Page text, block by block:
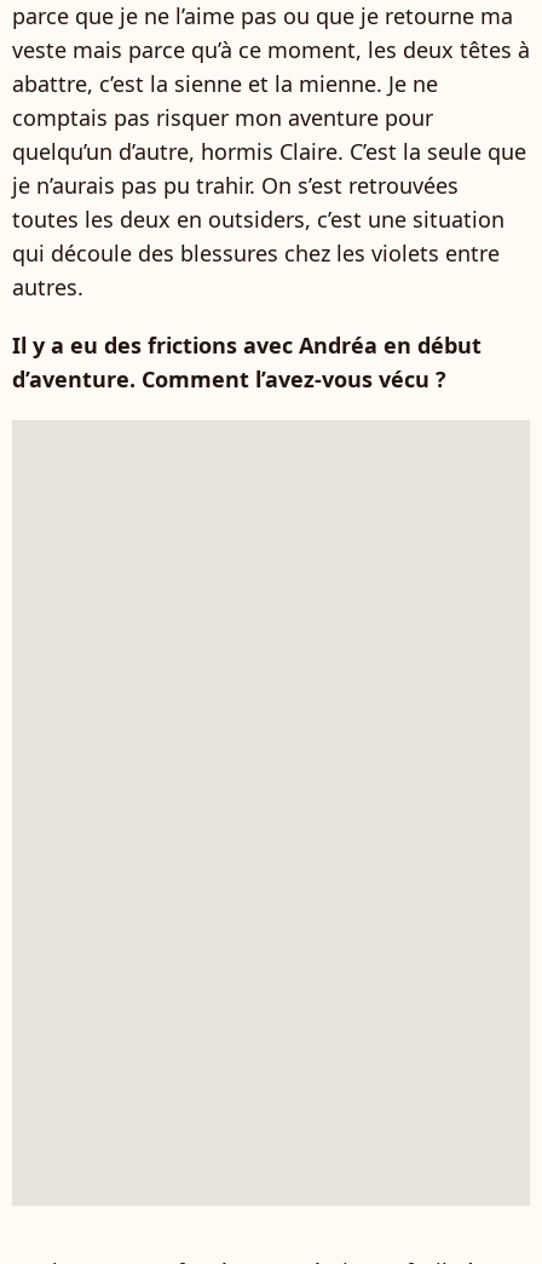
parce que je ne l’aime pas ou que je retourne ma
veste mais parce qu’à ce moment, les deux têtes à
abattre, c’est la sienne et la mienne. Je ne
comptais pas risquer mon aventure pour
quelqu’un d’autre, hormis Claire. C’est la seule que
je n’aurais pas pu trahir. On s’est retrouvées
toutes les deux en outsiders, c’est une situation
qui découle des blessures chez les violets entre
autres.
Il y a eu des frictions avec Andréa en début
d’aventure. Comment l’avez-vous vécu ?